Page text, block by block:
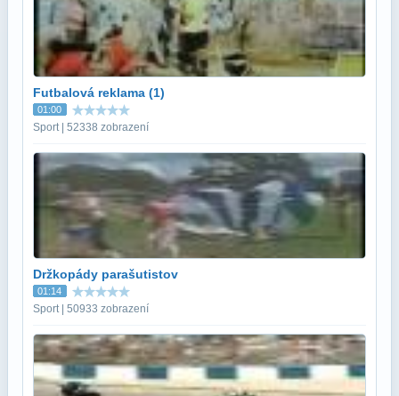
Futbalová reklama (1)
01:00
Sport | 52338 zobrazení
Držkopády parašutistov
01:14
Sport | 50933 zobrazení